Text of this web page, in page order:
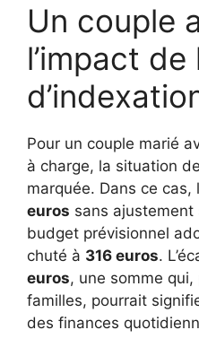
Un couple
l’impact de
Pour un couple marié
à charge, la situation
marquée. Dans ce cas,
euros sans ajustement
budget prévisionnel
chuté à 316 euros.
euros, une somme
familles, pourrait
des finances